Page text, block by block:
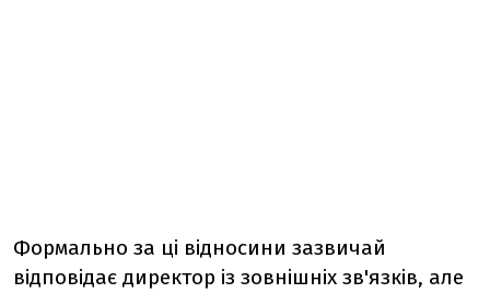
Формально за ці відносини зазвичай
відповідає директор із зовнішніх зв'язків, але